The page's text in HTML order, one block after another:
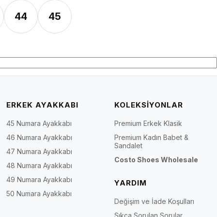
44 45
ERKEK AYAKKABI
45 Numara Ayakkabı
46 Numara Ayakkabı
47 Numara Ayakkabı
48 Numara Ayakkabı
49 Numara Ayakkabı
50 Numara Ayakkabı
KOLEKSİYONLAR
Premium Erkek Klasik
Premium Kadın Babet &
Sandalet
Costo Shoes Wholesale
YARDIM
Değişim ve İade Koşulları